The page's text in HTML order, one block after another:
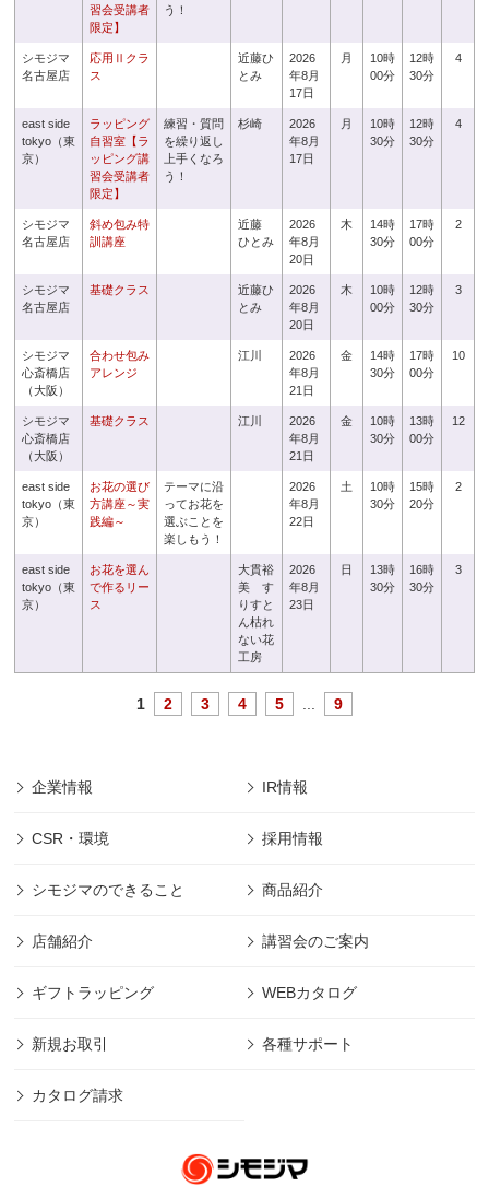
習会受講者
限定】
う！
シモジマ
名古屋店
応用Ⅱクラ
ス
近藤ひ
とみ
2026
年8月
17日
月
10時
00分
12時
30分
4
east side
tokyo（東
京）
ラッピング
自習室【ラ
ッピング講
習会受講者
限定】
練習・質問
を繰り返し
上手くなろ
う！
杉崎
2026
年8月
17日
月
10時
30分
12時
30分
4
シモジマ
名古屋店
斜め包み特
訓講座
近藤
ひとみ
2026
年8月
20日
木
14時
30分
17時
00分
2
シモジマ
名古屋店
基礎クラス
近藤ひ
とみ
2026
年8月
20日
木
10時
00分
12時
30分
3
シモジマ
心斎橋店
（大阪）
合わせ包み
アレンジ
江川
2026
年8月
21日
金
14時
30分
17時
00分
10
シモジマ
心斎橋店
（大阪）
基礎クラス 江川
2026
年8月
21日
金
10時
30分
13時
00分
12
east side
tokyo（東
京）
お花の選び
方講座～実
践編～
テーマに沿
ってお花を
選ぶことを
楽しもう！
2026
年8月
22日
土
10時
30分
15時
20分
2
east side
tokyo（東
京）
お花を選ん
で作るリー
ス
大貫裕
美 す
りすと
ん枯れ
ない花
工房
2026
年8月
23日
日
13時
30分
16時
30分
3
1 2 3 4 5 9
企業情報 IR情報
CSR・環境 採用情報
シモジマのできること 商品紹介
店舗紹介 講習会のご案内
ギフトラッピング WEBカタログ
新規お取引 各種サポート
カタログ請求